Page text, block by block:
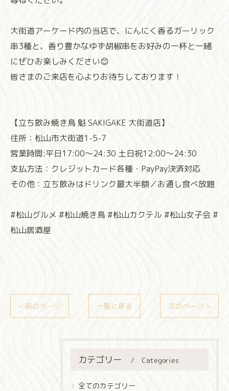
大街道アーケード内の当店で、にんにく香るガーリック
串3種と、香り豊かなゆず胡椒串をお好みの一杯と一緒
にぜひお楽しみください😊 ⁡
⁡皆さまのご来店を心よりお待ちしております！⁡
⁡⁡⁡⁡⁡⁡⁡⁡⁡⁡⁡⁡⁡⁡【立ち飲み焼き鳥 魁 SAKIGAKE 大街道店】
住所：松山市大街道1-5-7⁡
⁡営業時間:平日17:00〜24:30 土日祝12:00〜24:30
支払方法：クレジットカード各種・PayPay決済対応
その他：立ち飲みはドリンク最大半額／お通し食べ放題⁡
⁡#松山グルメ #松山焼き鳥 #松山カクテル #松山女子会 #
松山居酒屋⁡
< 前のページ 一覧に戻る 次のページ >
カテゴリー Categories
全てのカテゴリー